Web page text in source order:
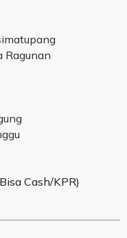
Ragunan
Cash/KPR)